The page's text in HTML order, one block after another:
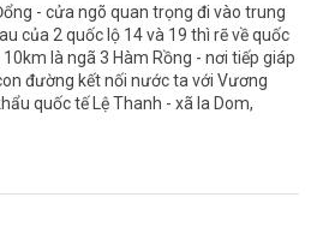
- cửa ngõ quan trọng đi vào trung
của 2 quốc lộ 14 và 19 thì rẽ về quốc
là ngã 3 Hàm Rồng - nơi tiếp giáp
đường kết nối nước ta với Vương
quốc tế Lệ Thanh - xã Ia Dom,